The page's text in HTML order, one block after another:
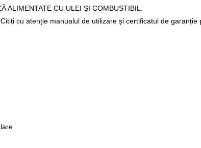
CU ULEI ȘI COMBUSTIBIL.
cu atenție manualul de utilizare și certificatul de